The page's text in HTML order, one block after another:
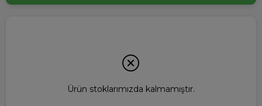
Ürün stoklarımızda kalmamıştır.